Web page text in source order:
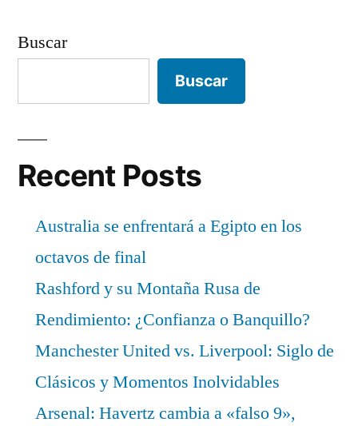
Buscar
Buscar
Recent Posts
Australia se enfrentará a Egipto en los
octavos de final
Rashford y su Montaña Rusa de
Rendimiento: ¿Confianza o Banquillo?
Manchester United vs. Liverpool: Siglo de
Clásicos y Momentos Inolvidables
Arsenal: Havertz cambia a «falso 9»,